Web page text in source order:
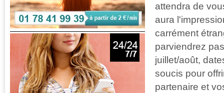
HOROSCOPE DE LA RENTRÉE 2024
POISSONS
HOROSCOPE SPÉCIAL
HOROSCOPE DE L'ÉTÉ 2024
POISSONS
HOROSCOPE SPÉCIAL
HOROSCOPE PRINTEMPS 2024
POISSONS
HOROSCOPE SPÉCIAL
attendra de
aura
carrément
parviendrez
juillet/août,
soucis pour
partenaire et